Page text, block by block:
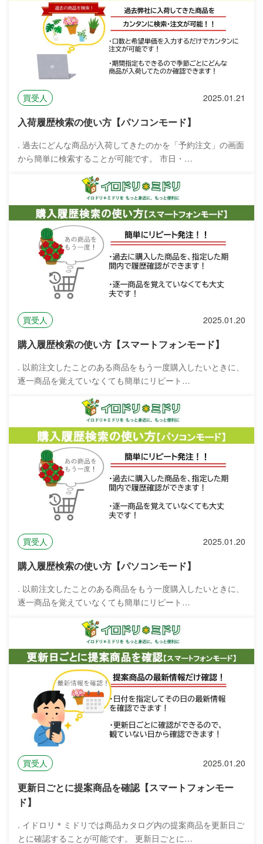
買受人 2025.01.21
入荷履歴検索の使い方【パソコンモード】
. 過去にどんな商品が入荷してきたのかを「予約注文」の画面
から簡単に検索することが可能です。 市日・…
買受人 2025.01.20
購入履歴検索の使い方【スマートフォンモード】
. 以前注文したことのある商品をもう一度購入したいときに、
逐一商品を覚えていなくても簡単にリピート…
買受人 2025.01.20
購入履歴検索の使い方【パソコンモード】
. 以前注文したことのある商品をもう一度購入したいときに、
逐一商品を覚えていなくても簡単にリピート…
買受人 2025.01.20
更新日ごとに提案商品を確認【スマートフォンモー
ド】
. イドロリ＊ミドリでは商品カタログ内の提案商品を更新日ご
とに確認することが可能です。 更新日ごとに…